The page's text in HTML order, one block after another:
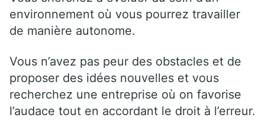
environnement où vous pourrez travailler
de manière autonome.
Vous n’avez pas peur des obstacles et de
proposer des idées nouvelles et vous
recherchez une entreprise où on favorise
l’audace tout en accordant le droit à l’erreur.